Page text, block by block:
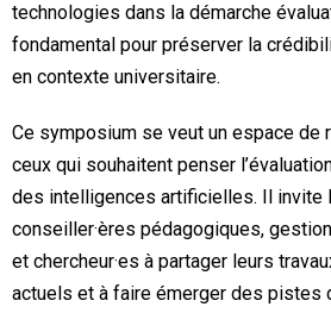
technologies dans la démarche
fondamental pour préserver la
en contexte universitaire.
Ce symposium se veut un espace de
ceux qui souhaitent penser
des intelligences artificielles. Il invite
conseiller·ères pédagogiques,
et chercheur·es à partager leurs
actuels et à faire émerger des pistes